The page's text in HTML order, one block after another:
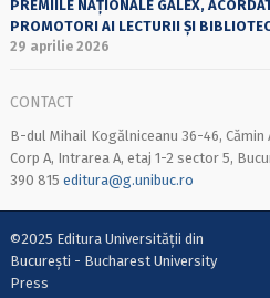
PREMIILE NAȚIONALE GALEX,
PROMOTORI AI LECTURII ȘI
29 aprilie 2026
CONTACT
B-dul Mihail Kogălniceanu 36-46,
Corp A, Intrarea A, etaj 1-2 sector 5,
390 815 editura@g.unibuc.ro
©2025 Editura Universității din
București - Bucharest University
Press